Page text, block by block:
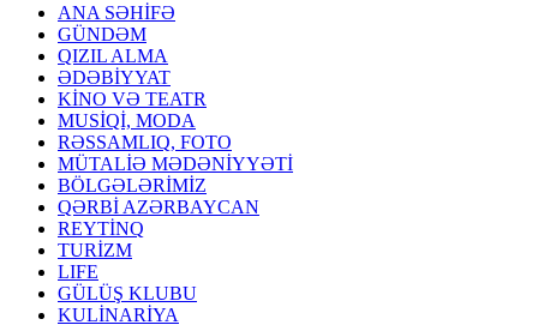
ANA SƏHİFƏ
GÜNDƏM
QIZIL ALMA
ƏDƏBİYYAT
KİNO VƏ TEATR
MUSİQİ, MODA
RƏSSAMLIQ, FOTO
MÜTALİƏ MƏDƏNİYYƏTİ
BÖLGƏLƏRİMİZ
QƏRBİ AZƏRBAYCAN
REYTİNQ
TURİZM
LIFE
GÜLÜŞ KLUBU
KULİNARİYA